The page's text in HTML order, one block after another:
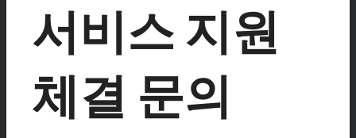
서비스 지원
체결 문의